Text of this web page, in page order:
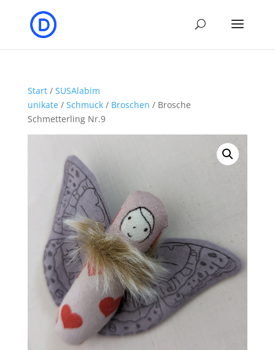
Start/ SUSAlabim
unikate/ Schmuck/ Broschen / Brosche
Schmetterling Nr.9